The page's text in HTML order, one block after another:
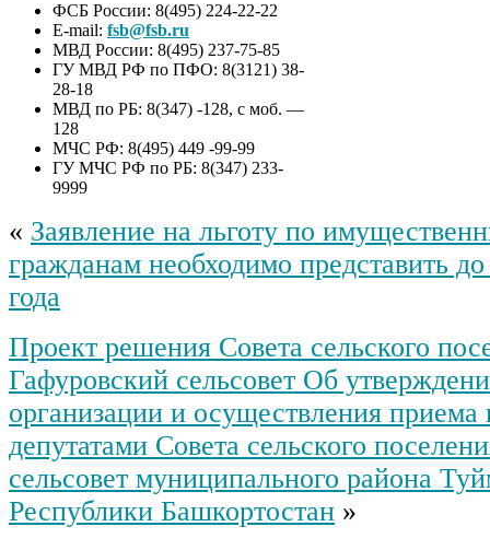
ФСБ России: 8(495) 224-22-22
E-mail: fsb@fsb.ru
МВД России: 8(495) 237-75-85
ГУ МВД РФ по ПФО: 8(3121) 38-
28-18
МВД по РБ: 8(347) -128, с моб. —
128
МЧС РФ: 8(495) 449 -99-99
ГУ МЧС РФ по РБ: 8(347) 233-
9999
« Заявление на льготу по
гражданам необходимо представить
года
Проект решения Совета сельского
Гафуровский сельсовет Об
организации и осуществления приема
депутатами Совета сельского
сельсовет муниципального района
Республики Башкортостан »